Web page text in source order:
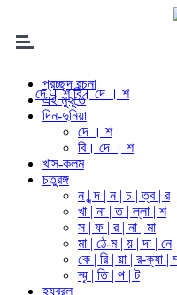
প্রচ্ছদ রচনা
এই মুহূর্তে
দিন-দুনিয়া
দে । শ
বি। দে । শ
খাস-কলম
চতুরঙ্গ
ন | ন্দ | ন | চ | ত্ব | র
খা | না | ত | ল্লা | শ
স | ফ | র | না | মা
মা | ঠে-ম | য় | দা | নে
কে | রি | য়া | র-ক্যা |
স্মৃ | তি | প | ট
হযবরল
দে । শ বি। দে । শ